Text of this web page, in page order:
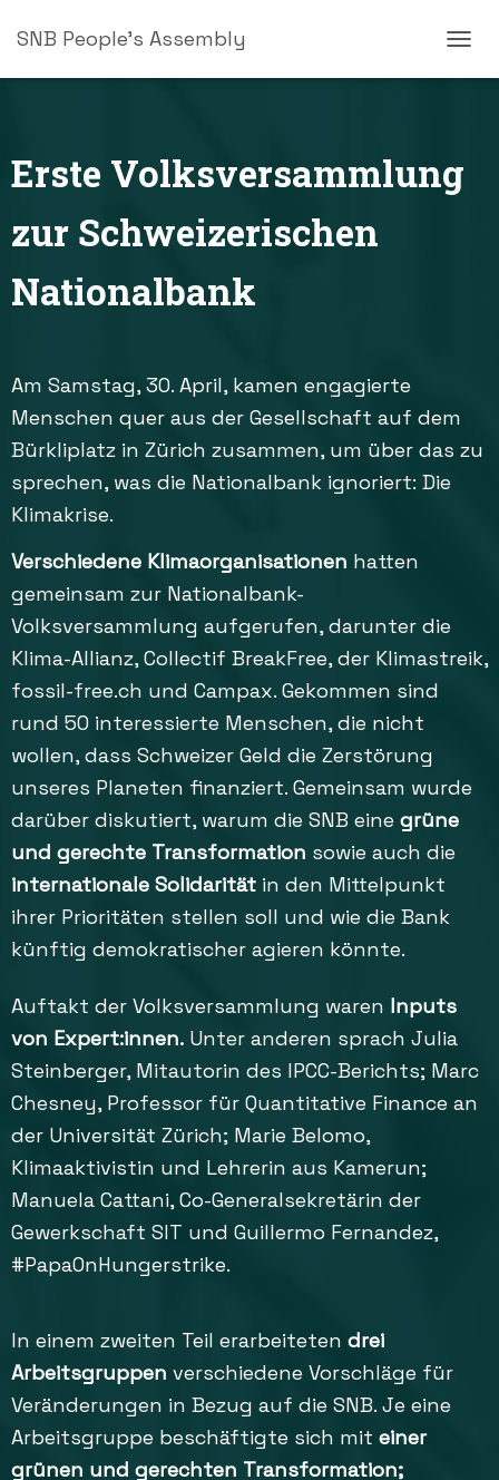
SNB People's Assembly
A
T
N
Erste Volksversammlung
zur Schweizerischen
Nationalbank
Am Samstag, 30. April, kamen engagierte
Menschen quer aus der Gesellschaft auf dem
Bürkliplatz in Zürich zusammen, um über das zu
sprechen, was die Nationalbank ignoriert: Die
Klimakrise.
Verschiedene Klimaorganisationen hatten
gemeinsam zur Nationalbank-
Volksversammlung aufgerufen, darunter die
Klima-Allianz, Collectif BreakFree, der Klimastreik,
fossil-free.ch und Campax. Gekommen sind
rund 50 interessierte Menschen, die nicht
wollen, dass Schweizer Geld die Zerstörung
unseres Planeten finanziert. Gemeinsam wurde
darüber diskutiert, warum die SNB eine grüne
und gerechte Transformation sowie auch die
internationale Solidarität in den Mittelpunkt
ihrer Prioritäten stellen soll und wie die Bank
künftig demokratischer agieren könnte.
Auftakt der Volksversammlung waren Inputs
von Expert:innen. Unter anderen sprach Julia
Steinberger, Mitautorin des IPCC-Berichts; Marc
Chesney, Professor für Quantitative Finance an
der Universität Zürich; Marie Belomo,
Klimaaktivistin und Lehrerin aus Kamerun;
Manuela Cattani, Co-Generalsekretärin der
Gewerkschaft SIT und Guillermo Fernandez,
#PapaOnHungerstrike.
In einem zweiten Teil erarbeiteten drei
Arbeitsgruppen verschiedene Vorschläge für
Veränderungen in Bezug auf die SNB. Je eine
Arbeitsgruppe beschäftigte sich mit einer
grünen und gerechten Transformation;